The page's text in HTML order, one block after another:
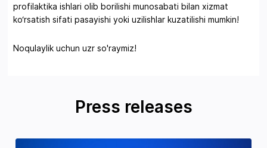
profilaktika ishlari olib borilishi munosabati bilan xizmat
ko‘rsatish sifati pasayishi yoki uzilishlar kuzatilishi mumkin!
Noqulaylik uchun uzr so'raymiz!
Press releases